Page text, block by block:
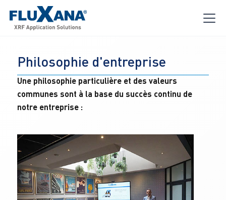
Philosophie d'entreprise
Une philosophie particulière et des valeurs
communes sont à la base du succès continu de
notre entreprise :